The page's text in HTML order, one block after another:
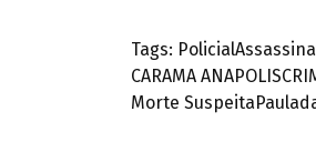
Tags: Policial
CARAMA ANAPOLIS
Morte Suspeita